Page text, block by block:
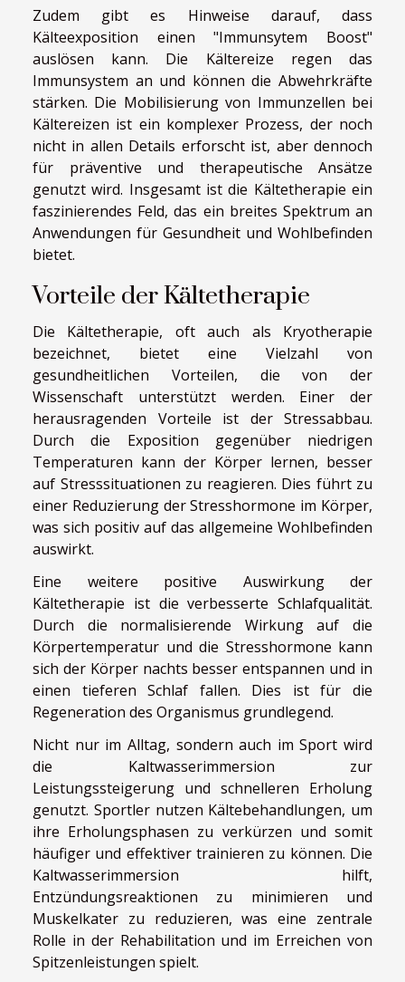
Zudem gibt es Hinweise darauf, dass
Kälteexposition einen "Immunsytem Boost"
auslösen kann. Die Kältereize regen das
Immunsystem an und können die Abwehrkräfte
stärken. Die Mobilisierung von Immunzellen bei
Kältereizen ist ein komplexer Prozess, der noch
nicht in allen Details erforscht ist, aber dennoch
für präventive und therapeutische Ansätze
genutzt wird. Insgesamt ist die Kältetherapie ein
faszinierendes Feld, das ein breites Spektrum an
Anwendungen für Gesundheit und Wohlbefinden
bietet.
Vorteile der Kältetherapie
Die Kältetherapie, oft auch als Kryotherapie
bezeichnet, bietet eine Vielzahl von
gesundheitlichen Vorteilen, die von der
Wissenschaft unterstützt werden. Einer der
herausragenden Vorteile ist der Stressabbau.
Durch die Exposition gegenüber niedrigen
Temperaturen kann der Körper lernen, besser
auf Stresssituationen zu reagieren. Dies führt zu
einer Reduzierung der Stresshormone im Körper,
was sich positiv auf das allgemeine Wohlbefinden
auswirkt.
Eine weitere positive Auswirkung der
Kältetherapie ist die verbesserte Schlafqualität.
Durch die normalisierende Wirkung auf die
Körpertemperatur und die Stresshormone kann
sich der Körper nachts besser entspannen und in
einen tieferen Schlaf fallen. Dies ist für die
Regeneration des Organismus grundlegend.
Nicht nur im Alltag, sondern auch im Sport wird
die Kaltwasserimmersion zur
Leistungssteigerung und schnelleren Erholung
genutzt. Sportler nutzen Kältebehandlungen, um
ihre Erholungsphasen zu verkürzen und somit
häufiger und effektiver trainieren zu können. Die
Kaltwasserimmersion hilft,
Entzündungsreaktionen zu minimieren und
Muskelkater zu reduzieren, was eine zentrale
Rolle in der Rehabilitation und im Erreichen von
Spitzenleistungen spielt.